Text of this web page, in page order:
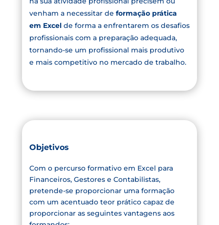
venham a necessitar de formação prática
em Excelde forma a enfrentarem os desafios
profissionais com a preparação adequada,
tornando-se um profissional mais produtivo
e mais competitivo no mercado de trabalho.
Objetivos
Com o percurso formativo em Excel para
Financeiros, Gestores e Contabilistas,
pretende-se proporcionar uma formação
com um acentuado teor prático capaz de
proporcionar as seguintes vantagens aos